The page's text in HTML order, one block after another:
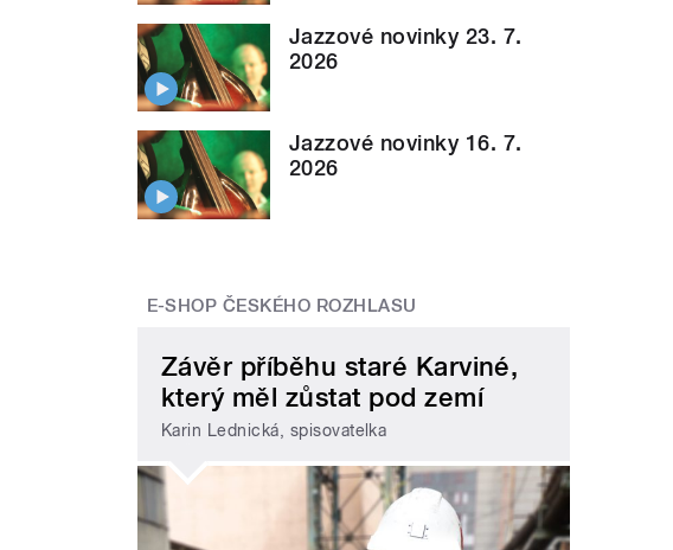
Jazzové novinky 23. 7.
2026
Jazzové novinky 16. 7.
2026
E-SHOP ČESKÉHO ROZHLASU
Závěr příběhu staré Karviné,
který měl zůstat pod zemí
Karin Lednická, spisovatelka